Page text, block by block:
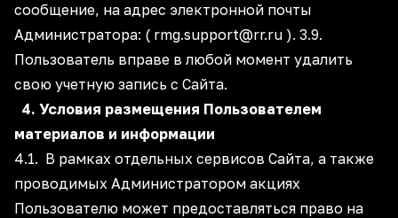
сообщение, на адрес электронной почты
Администратора: ( rmg.support@rr.ru ). 3.9.
Пользователь вправе в любой момент удалить
свою учетную запись с Сайта.
4. Условия размещения Пользователем
материалов и информации
4.1. В рамках отдельных сервисов Сайта, а также
проводимых Администратором акциях
Пользователю может предоставляться право на